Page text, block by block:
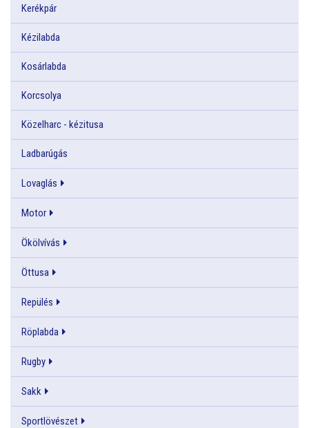
Kerékpár
Kézilabda
Kosárlabda
Korcsolya
Közelharc - kézitusa
Ladbarúgás
Lovaglás
Motor
Ökölvívás
Öttusa
Repülés
Röplabda
Rugby
Sakk
Sportlövészet